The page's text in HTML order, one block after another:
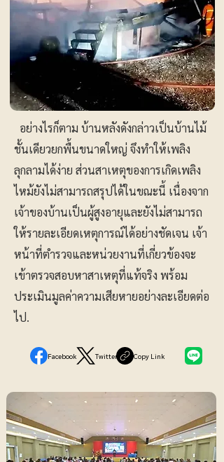
อย่างไรก็ตาม บ้านหลังดังกล่าวเป็นบ้านไม้
ชั้นเดียวยกพื้นขนาดใหญ่ จึงทำให้เพลิง
ลุกลามได้ง่าย ส่วนสาเหตุของการเกิดเพลิง
ไหม้ยังไม่สามารถสรุปได้ในขณะนี้ เนื่องจาก
เจ้าของบ้านเป็นผู้สูงอายุและยังไม่สามารถ
ให้รายละเอียดเหตุการณ์ได้อย่างชัดเจน เจ้า
หน้าที่ตำรวจและหน่วยงานที่เกี่ยวข้องจะ
เข้าตรวจสอบหาสาเหตุที่แท้จริง พร้อม
ประเมินมูลค่าความเสียหายอย่างละเอียดต่อ
ไป.
Facebook Twitter Copy Link